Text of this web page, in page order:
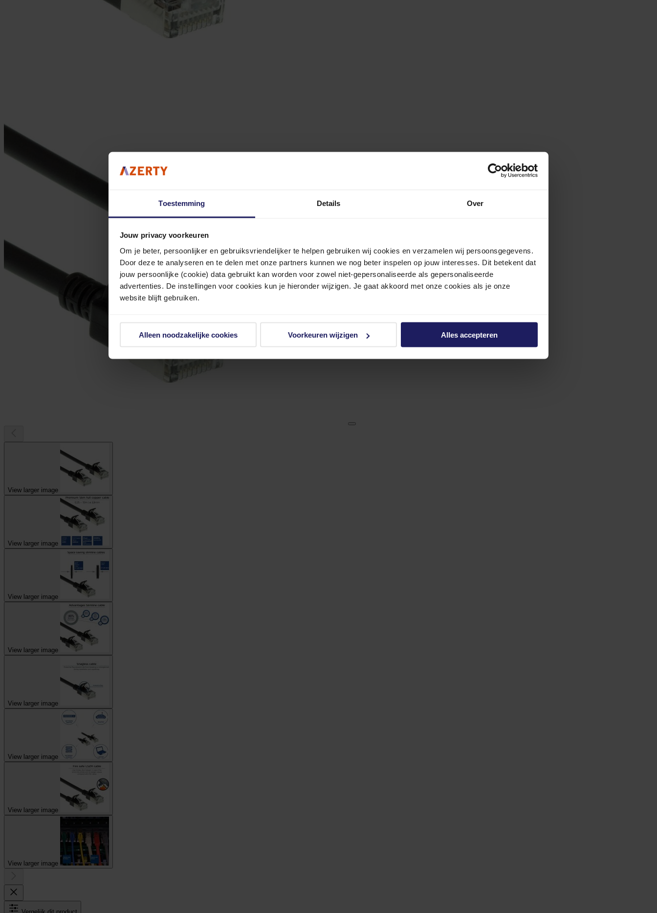
Toestemming Details Over
Jouw privacy voorkeuren
Om je beter, persoonlijker en gebruiksvriendelijker te helpen gebruiken wij cookies en verzamelen wij persoonsgegevens.
Door deze te analyseren en te delen met onze partners kunnen we nog beter inspelen op jouw interesses. Dit betekent dat
jouw persoonlijke (cookie) data gebruikt kan worden voor zowel niet-gepersonaliseerde als gepersonaliseerde
advertenties. De instellingen voor cookies kun je hieronder wijzigen. Je gaat akkoord met onze cookies als je onze
website blijft gebruiken.
Alleen noodzakelijke cookies Voorkeuren wijzigen Alles accepteren
View larger image
View larger image
View larger image
View larger image
View larger image
View larger image
View larger image
View larger image